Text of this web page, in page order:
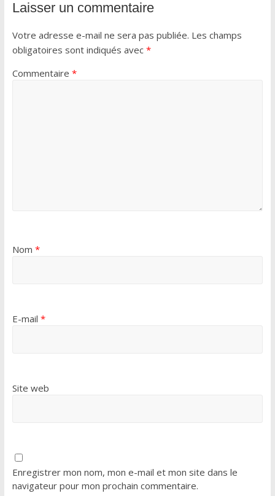
Laisser un commentaire
Votre adresse e-mail ne sera pas publiée. Les champs
obligatoires sont indiqués avec *
Commentaire *
Nom *
E-mail *
Site web
Enregistrer mon nom, mon e-mail et mon site dans le
navigateur pour mon prochain commentaire.